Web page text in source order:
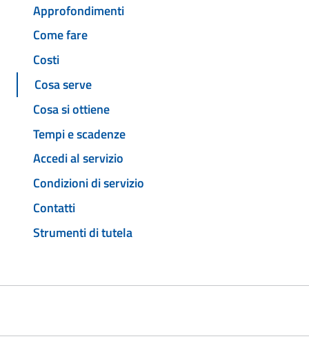
Approfondimenti
Come fare
Costi
Cosa serve
Cosa si ottiene
Tempi e scadenze
Accedi al servizio
Condizioni di servizio
Contatti
Strumenti di tutela